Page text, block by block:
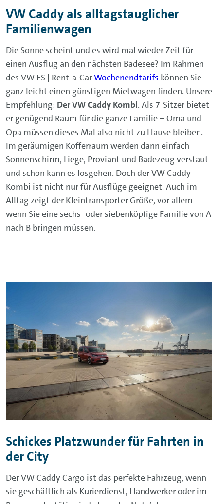
VW Caddy als alltagstauglicher
Familienwagen
Die Sonne scheint und es wird mal wieder Zeit für
einen Ausflug an den nächsten Badesee? Im Rahmen
des VW FS | Rent-a-CarWochenendtarifs können Sie
ganz leicht einen günstigen Mietwagen finden. Unsere
Empfehlung: Der VW Caddy Kombi. Als 7-Sitzer bietet
er genügend Raum für die ganze Familie – Oma und
Opa müssen dieses Mal also nicht zu Hause bleiben.
Im geräumigen Kofferraum werden dann einfach
Sonnenschirm, Liege, Proviant und Badezeug verstaut
und schon kann es losgehen. Doch der VW Caddy
Kombi ist nicht nur für Ausflüge geeignet. Auch im
Alltag zeigt der Kleintransporter Größe, vor allem
wenn Sie eine sechs- oder siebenköpfige Familie von A
nach B bringen müssen.
Schickes Platzwunder für Fahrten in
der City
Der VW Caddy Cargo ist das perfekte Fahrzeug, wenn
sie geschäftlich als Kurierdienst, Handwerker oder im